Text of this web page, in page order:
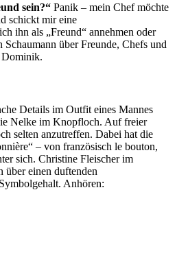
sein?“ Panik – mein Chef möchte
schickt mir eine
ihn als „Freund“ annehmen oder
Schaumann über Freunde, Chefs und
Details im Outfit eines Mannes
Nelke im Knopfloch. Auf freier
selten anzutreffen. Dabei hat die
– von französisch le bouton,
sich. Christine Fleischer im
über einen duftenden
Anhören: